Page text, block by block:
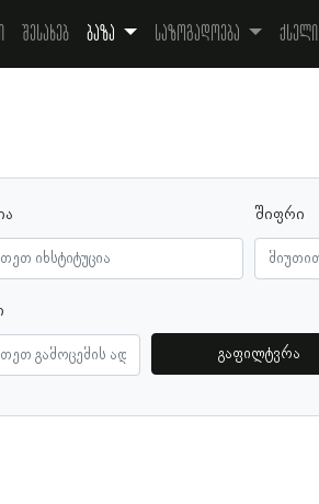
შესახებ ბაზა საზოგადოება ქსელი
შიფრი
გაფილტვრა